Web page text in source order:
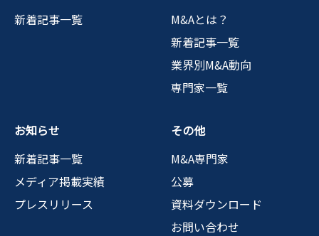
新着記事一覧
M&Aとは？
新着記事一覧
業界別M&A動向
専門家一覧
お知らせ
新着記事一覧
メディア掲載実績
プレスリリース
その他
M&A専門家
公募
資料ダウンロード
お問い合わせ